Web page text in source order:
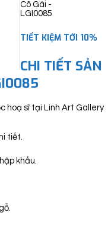
TIẾT KIỆM TỚI 10%
CHI TIẾT SẢN
hoạ sĩ tại Linh Art Gallery
tiết.
khẩu.